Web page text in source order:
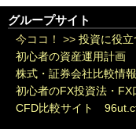
グループサイト
今ココ！ >> 投資に役
初心者の資産運用計画
株式・証券会社比較情
初心者のFX投資法・
CFD比較サイト